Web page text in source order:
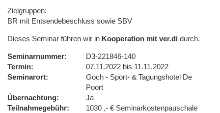
Zielgruppen:
BR mit Entsendebeschluss sowie SBV
Dieses Seminar führen wir in Kooperation mit ver.di durch.
Seminarnummer
D3-221846-140
Termin
07.11.2022 bis 11.11.2022
Seminarort
Goch - Sport- & Tagungshotel De
Poort
Übernachtung
Ja
Teilnahmegebühr
1030 ,- € Seminarkostenpauschale